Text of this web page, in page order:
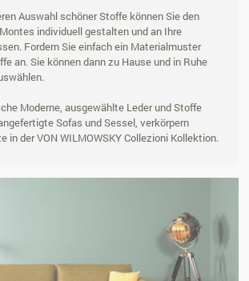
Auswahl schöner Stoffe können Sie den
individuell gestalten und an Ihre
Fordern Sie einfach ein Materialmuster
an. Sie können dann zu Hause und in Ruhe
Moderne, ausgewählte Leder und Stoffe
Sofas und Sessel, verkörpern
in der VON WILMOWSKY Collezioni Kollektion.